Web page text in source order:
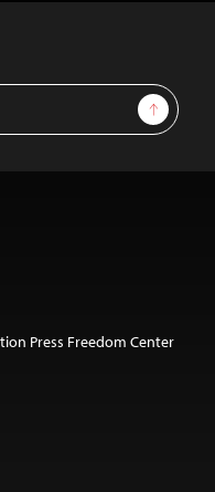
Sign Up
Press Freedom Center